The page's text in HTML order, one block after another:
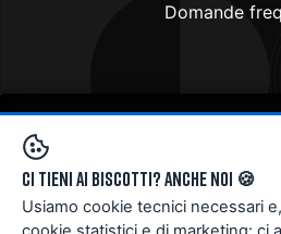
Domande
Copyright © 2024
Ci tieni ai biscotti? Anche noi 🍪
Usiamo cookie tecnici necessari